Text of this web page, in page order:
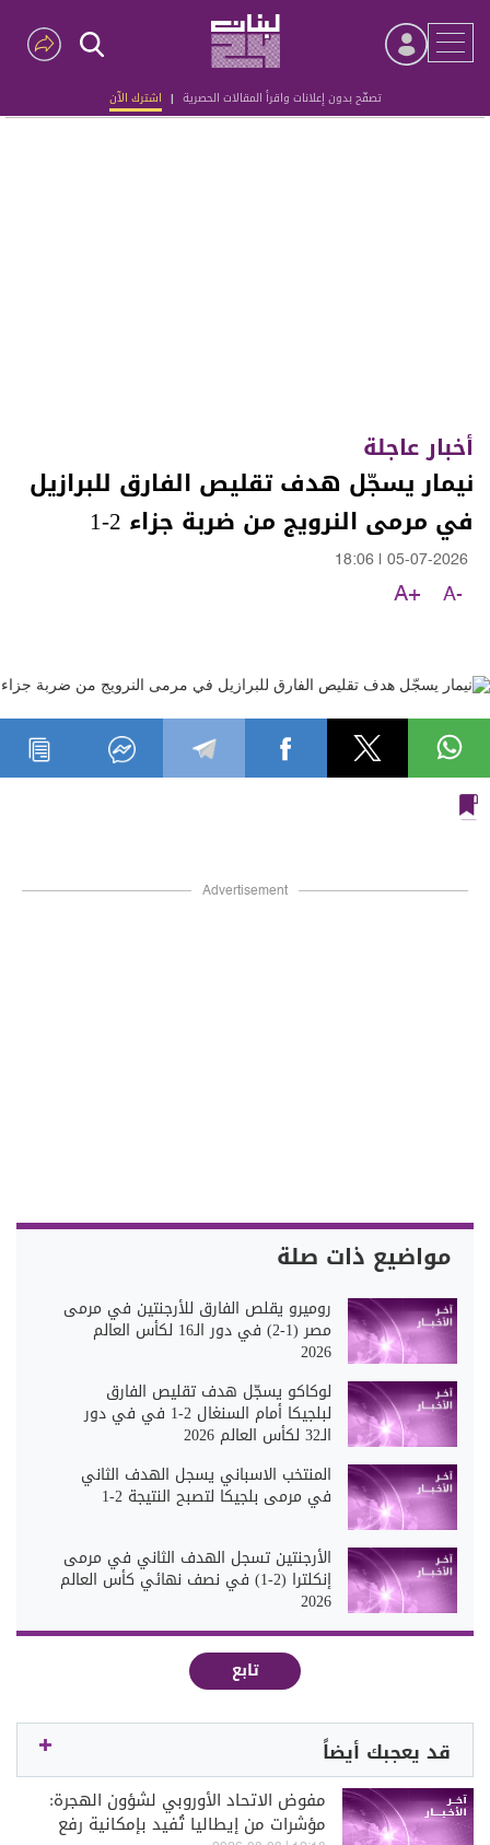
تصفّح بدون إعلانات واقرأ المقالات الحصرية | اشترك الآن
Advertisement
أخبار عاجلة
نيمار يسجّل هدف تقليص الفارق للبرازيل
في مرمى النرويج من ضربة جزاء 2-1
05-07-2026
18:06
A-
A+
Advertisement
مواضيع ذات صلة
روميرو يقلص الفارق للأرجنتين في مرمى
مصر (1-2) في دور الـ16 لكأس العالم
2026
لوكاكو يسجّل هدف تقليص الفارق
لبلجيكا أمام السنغال 2-1 في في دور
الـ32 لكأس العالم 2026
المنتخب الاسباني يسجل الهدف الثاني
في مرمى بلجيكا لتصبح النتيجة 2-1
الأرجنتين تسجل الهدف الثاني في مرمى
إنكلترا (2-1) في نصف نهائي كأس العالم
2026
تابع
قد يعجبك أيضاً
مفوض الاتحاد الأوروبي لشؤون الهجرة:
مؤشرات من إيطاليا تُفيد بإمكانية رفع